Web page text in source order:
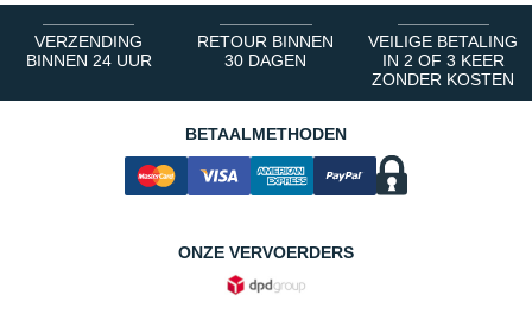
VERZENDING
BINNEN 24 UUR
RETOUR BINNEN
30 DAGEN
VEILIGE BETALING
IN 2 OF 3 KEER
ZONDER KOSTEN
BETAALMETHODEN
ONZE VERVOERDERS